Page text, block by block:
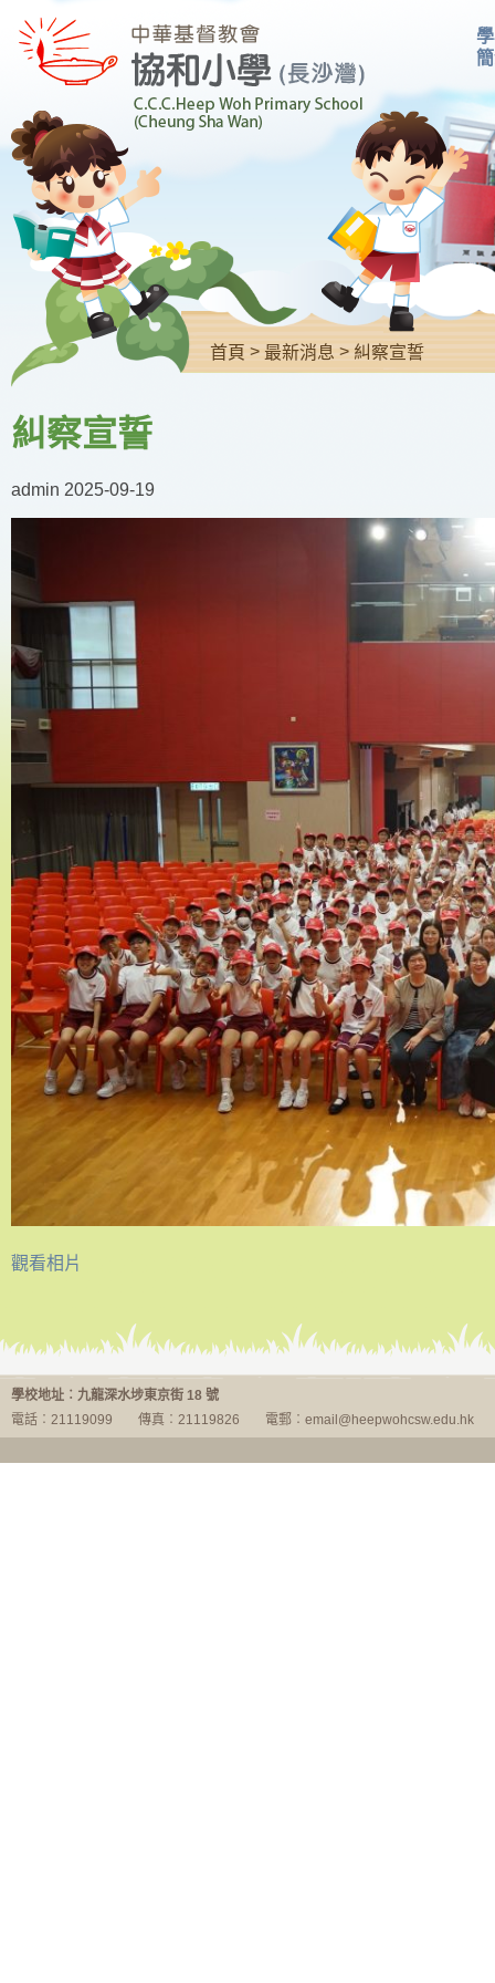
首頁 > 最新消息 > 糾察宣誓
糾察宣誓
admin 2025-09-19
觀看相片
糾察宣誓
學校地址︰九龍深水埗東京街 18 號
電話︰21119099
傳真︰21119826 電郵︰email@heepwohcsw.edu.hk